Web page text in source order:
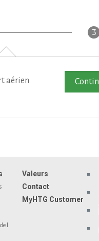
3
aérien
l
Valeurs
Contact
MyHTG Customer